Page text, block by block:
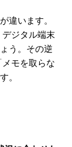
違います。
ジタル端末
う。その逆
モを取らな
。